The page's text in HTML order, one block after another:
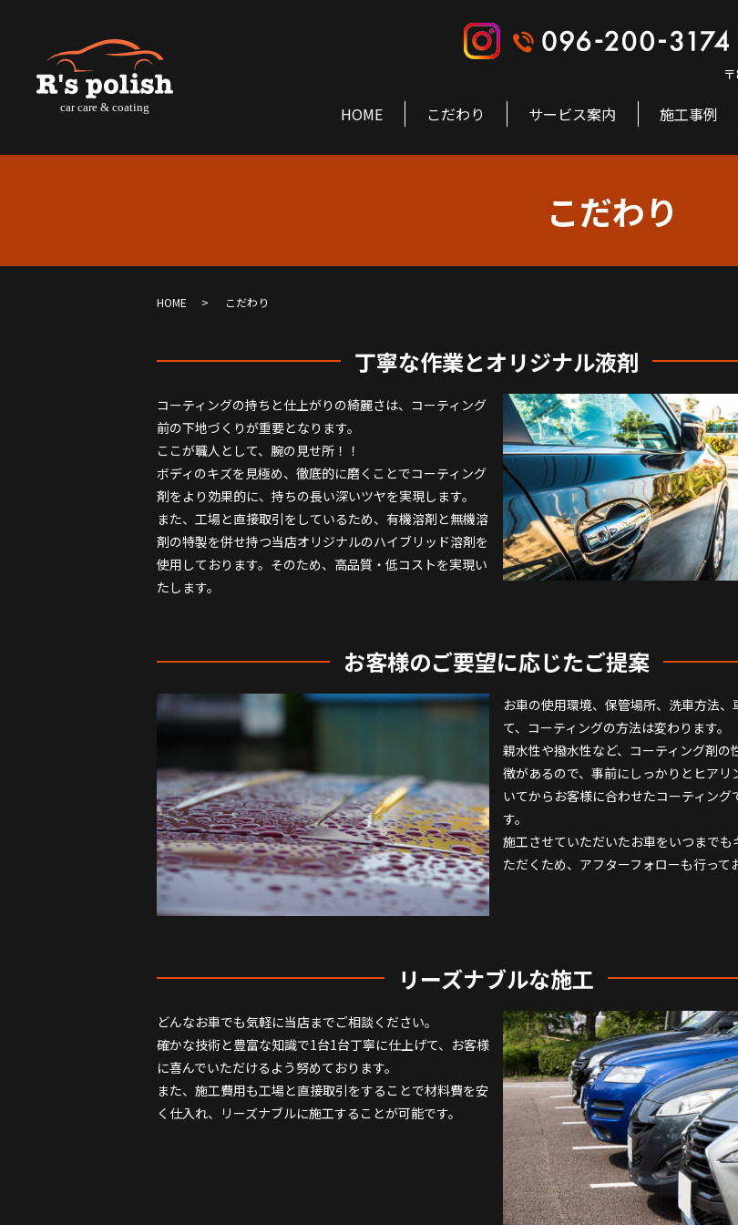
HOME こだわり サービス案内 施工事例
こだわり
HOME こだわり
丁寧な作業とオリジナル液剤
コーティングの持ちと仕上がりの綺麗さは、コーティング
前の下地づくりが重要となります。
ここが職人として、腕の見せ所！！
ボディのキズを見極め、徹底的に磨くことでコーティング
剤をより効果的に、持ちの長い深いツヤを実現します。
また、工場と直接取引をしているため、有機溶剤と無機溶
剤の特製を併せ持つ当店オリジナルのハイブリッド溶剤を
使用しております。そのため、高品質・低コストを実現い
たします。
お客様のご要望に応じたご提案
お車の使用環境、保管場所、洗車方法、
て、コーティングの方法は変わります。
親水性や撥水性など、コーティング剤の
徴があるので、事前にしっかりとヒアリ
いてからお客様に合わせたコーティング
す。
施工させていただいたお車をいつまでも
ただくため、アフターフォローも行って
リーズナブルな施工
どんなお車でも気軽に当店までご相談ください。
確かな技術と豊富な知識で1台1台丁寧に仕上げて、お客様
に喜んでいただけるよう努めております。
また、施工費用も工場と直接取引をすることで材料費を安
く仕入れ、リーズナブルに施工することが可能です。